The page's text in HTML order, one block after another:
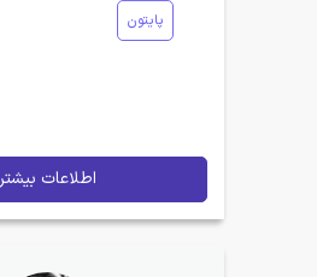
پایتون
اطلاعات بیشتر